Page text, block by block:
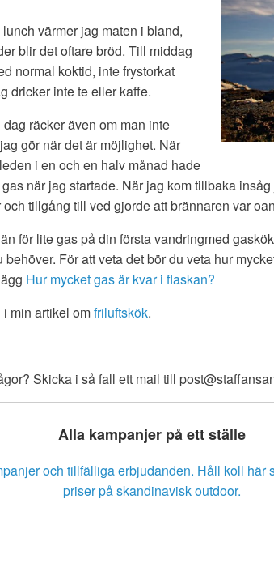
värmer jag maten i bland,
blir det oftare bröd. Till middag
normal koktid, inte frystorkat
dricker inte te eller kaffe.
räcker även om man inte
gör när det är möjlighet. När
i en och en halv månad hade
när jag startade. När jag kom tillbaka
tillgång till ved gjorde att brännaren var
för lite gas på din första vandringmed
För att veta det bör du veta hur
Hur mycket gas är kvar i flaskan?
min artikel omfriluftskök.
Skicka i så fall ett mail till
Alla kampanjer på ett ställe
och tillfälliga erbjudanden. Håll koll här
priser på skandinavisk outdoor.